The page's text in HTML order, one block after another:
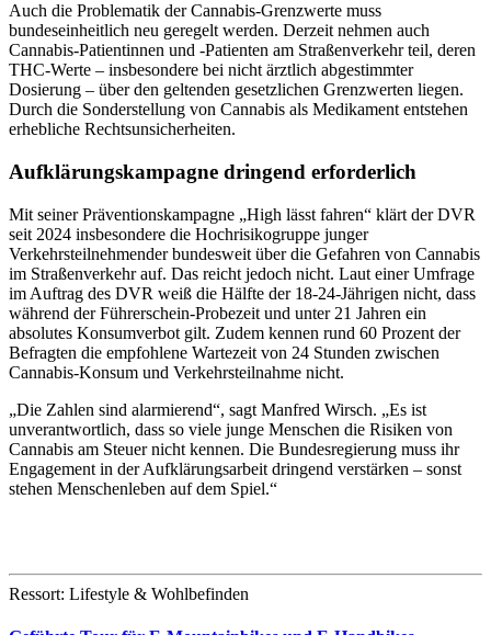
Auch die Problematik der Cannabis-Grenzwerte muss
bundeseinheitlich neu geregelt werden. Derzeit nehmen auch
Cannabis-Patientinnen und -Patienten am Straßenverkehr teil, deren
THC-Werte – insbesondere bei nicht ärztlich abgestimmter
Dosierung – über den geltenden gesetzlichen Grenzwerten liegen.
Durch die Sonderstellung von Cannabis als Medikament entstehen
erhebliche Rechtsunsicherheiten.
Aufklärungskampagne dringend erforderlich
Mit seiner Präventionskampagne „High lässt fahren“ klärt der DVR
seit 2024 insbesondere die Hochrisikogruppe junger
Verkehrsteilnehmender bundesweit über die Gefahren von Cannabis
im Straßenverkehr auf. Das reicht jedoch nicht. Laut einer Umfrage
im Auftrag des DVR weiß die Hälfte der 18-24-Jährigen nicht, dass
während der Führerschein-Probezeit und unter 21 Jahren ein
absolutes Konsumverbot gilt. Zudem kennen rund 60 Prozent der
Befragten die empfohlene Wartezeit von 24 Stunden zwischen
Cannabis-Konsum und Verkehrsteilnahme nicht.
„Die Zahlen sind alarmierend“, sagt Manfred Wirsch. „Es ist
unverantwortlich, dass so viele junge Menschen die Risiken von
Cannabis am Steuer nicht kennen. Die Bundesregierung muss ihr
Engagement in der Aufklärungsarbeit dringend verstärken – sonst
stehen Menschenleben auf dem Spiel.“
Ressort: Lifestyle & Wohlbefinden